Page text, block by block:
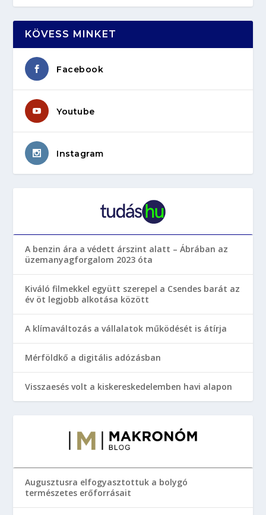
KÖVESS MINKET
Facebook
Youtube
Instagram
A benzin ára a védett árszint alatt – Ábrában az
üzemanyagforgalom 2023 óta
Kiváló filmekkel együtt szerepel a Csendes barát az
év öt legjobb alkotása között
A klímaváltozás a vállalatok működését is átírja
Mérföldkő a digitális adózásban
Visszaesés volt a kiskereskedelemben havi alapon
Augusztusra elfogyasztottuk a bolygó
természetes erőforrásait